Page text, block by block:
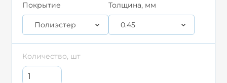
Покрытие
Полиэстер
Толщина, мм
0.45
Количество, шт